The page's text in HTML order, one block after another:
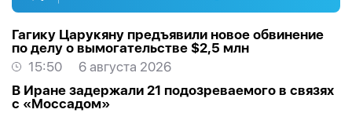
Гагику Царукяну предъявили новое обвинение
по делу о вымогательстве $2,5 млн
15:50
6 августа 2026
В Иране задержали 21 подозреваемого в связях
с «Моссадом»